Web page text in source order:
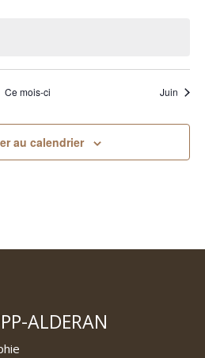
Ce mois-ci Juin
au calendrier
ALDERAN